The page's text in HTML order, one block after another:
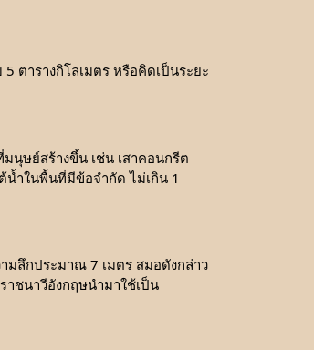
ตารางกิโลเมตร หรือคิดเป็นระยะ
นุษย์สร้างขึ้น เช่น เสาคอนกรีต
น้ำในพื้นที่มีข้อจำกัด ไม่เกิน 1
มลึกประมาณ 7 เมตร สมอดังกล่าว
ชนาวีอังกฤษนำมาใช้เป็น